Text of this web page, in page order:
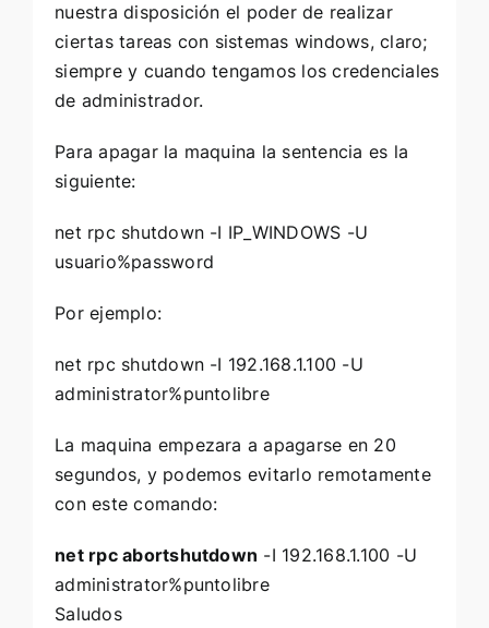
nuestra disposición el poder de realizar
ciertas tareas con sistemas windows, claro;
siempre y cuando tengamos los credenciales
de administrador.
Para apagar la maquina la sentencia es la
siguiente:
net rpc shutdown -I IP_WINDOWS -U
usuario%password
Por ejemplo:
net rpc shutdown -I 192.168.1.100 -U
administrator%puntolibre
La maquina empezara a apagarse en 20
segundos, y podemos evitarlo remotamente
con este comando:
net rpc abortshutdown -I 192.168.1.100 -U
administrator%puntolibre
Saludos